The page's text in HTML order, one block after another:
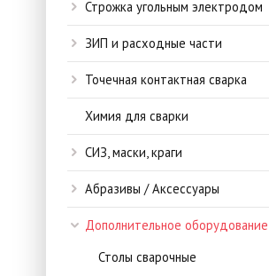
Строжка угольным электродом
ЗИП и расходные части
Точечная контактная сварка
Химия для сварки
СИЗ, маски, краги
Абразивы / Аксессуары
Дополнительное оборудование
Столы сварочные